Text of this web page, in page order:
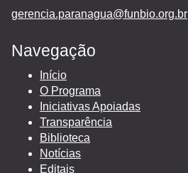
gerencia.paranagua@funbio.org.br
Navegação
Início
O Programa
Iniciativas Apoiadas
Transparência
Biblioteca
Notícias
Editais